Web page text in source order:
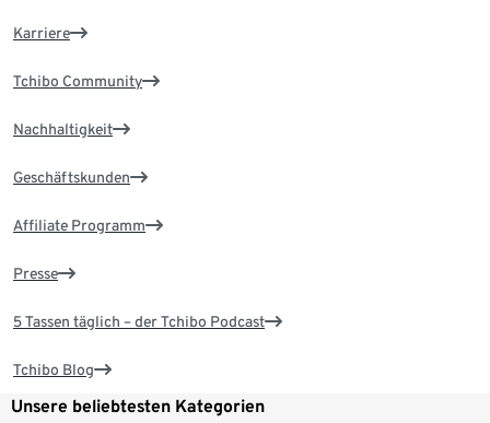
Karriere
Tchibo Community
Nachhaltigkeit
Geschäftskunden
Affiliate Programm
Presse
5 Tassen täglich – der Tchibo Podcast
Tchibo Blog
Unsere beliebtesten Kategorien